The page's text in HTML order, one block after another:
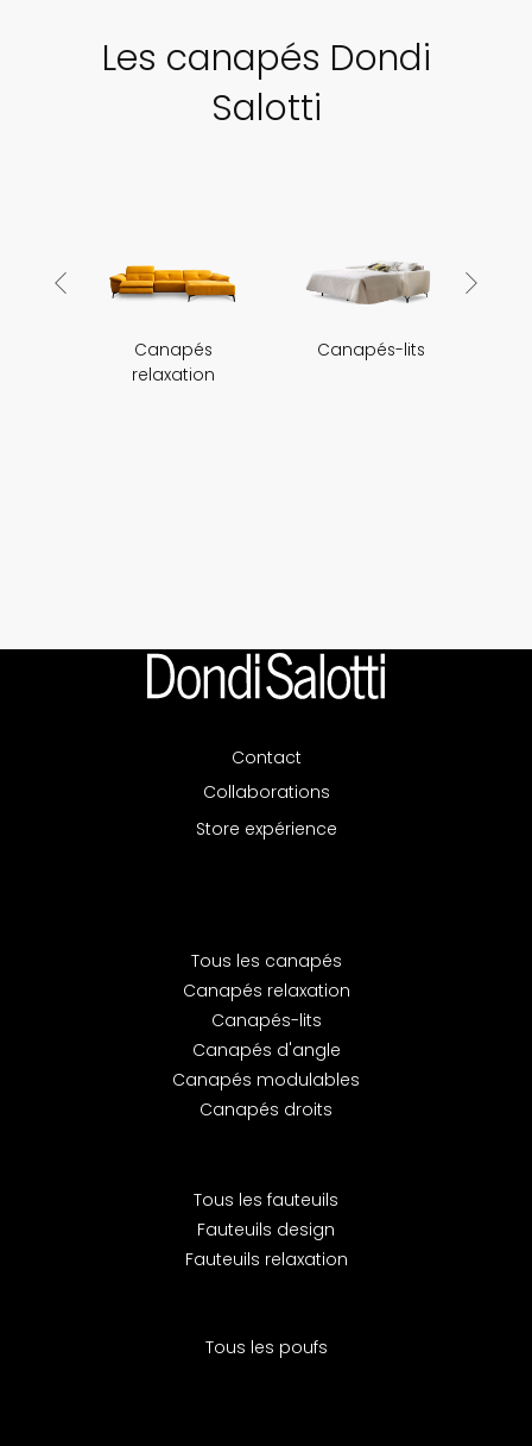
Les canapés Dondi
Salotti
Canapés
relaxation
Canapés-lits
Tous les canapés
Canapés relaxation
Canapés-lits
Canapés d'angle
Canapés modulables
Canapés droits
Tous les fauteuils
Fauteuils design
Fauteuils relaxation
Tous les poufs
Contact
Collaborations
Store expérience